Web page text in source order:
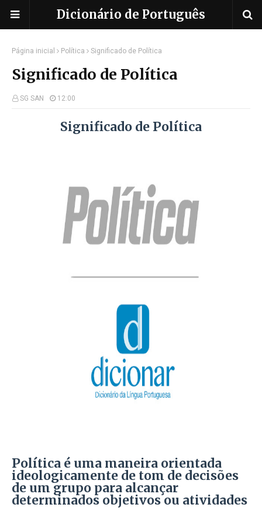
Dicionário de Português
Página inicial Política Significado de Política
Significado de Política
SG SAN 12:00
Significado de Política
Política é uma maneira orientada
ideologicamente de tom de decisões
de um grupo para alcançar
determinados objetivos ou atividades